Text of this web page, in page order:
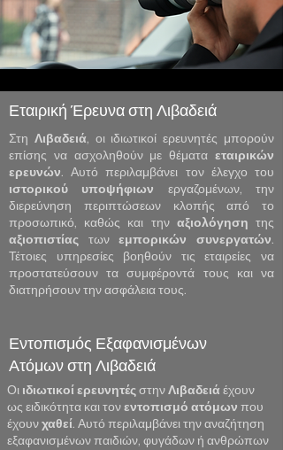
Εταιρική Έρευνα στη Λιβαδειά
Στη Λιβαδειά, οι ιδιωτικοί ερευνητές μπορούν
επίσης να ασχοληθούν με θέματα εταιρικών
ερευνών. Αυτό περιλαμβάνει τον έλεγχο του
ιστορικού
υποψήφιων εργαζομένων, την
διερεύνηση περιπτώσεων κλοπής από το
προσωπικό, καθώς και την αξιολόγηση της
αξιοπιστίας τωνεμπορικών συνεργατών.
Τέτοιες υπηρεσίες βοηθούν τις εταιρείες να
προστατεύσουν τα συμφέροντά τους και να
διατηρήσουν την ασφάλεια τους.
Εντοπισμός Εξαφανισμένων
Ατόμων στη Λιβαδειά
Οι ιδιωτικοί ερευνητές στηνΛιβαδειά έχουν
ως ειδικότητα και τονεντοπισμό ατόμων που
έχουνχαθεί. Αυτό περιλαμβάνει την αναζήτηση
εξαφανισμένων παιδιών, φυγάδων ή ανθρώπων